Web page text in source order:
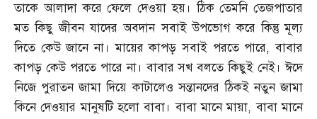
তাকে আলাদা করে ফেলে দেওয়া হয়। ঠিক তেমনি তেজপাতার
মত কিছু জীবন যাদের অবদান সবাই উপভোগ করে কিন্তু মূল্য
দিতে কেউ জানে না। মায়ের কাপড় সবাই পরতে পারে,বাবার
কাপড় কেউ পরতে পারে না। বাবার সখ বলতে কিছুই নেই। ঈদে
নিজে পুরাতন জামা দিয়ে কাটালেও সন্তানদের ঠিকই নতুন জামা
কিনে দেওয়ার মানুষটি হলো বাবা। বাবা মানে মায়া,বাবা মানে